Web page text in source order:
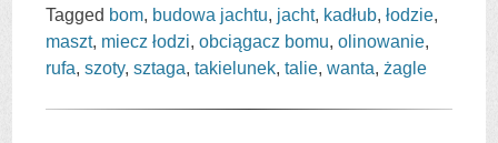
Tagged bom, budowa jachtu, jacht, kadłub,łodzie,
maszt, miecz łodzi,obciągacz bomu,olinowanie,
rufa,szoty,sztaga,takielunek,talie,wanta,żagle